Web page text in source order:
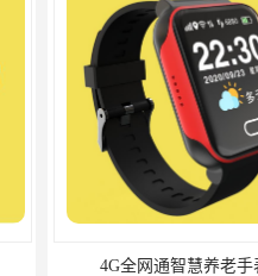
4G全网通智慧校园电子